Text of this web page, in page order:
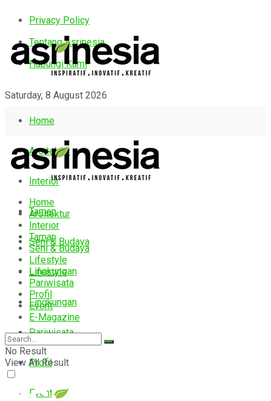
Privacy Policy
Tentang Asrinesia
Hubungi Kami
Saturday, 8 August 2026
Home
Arsitektur
Interior
Taman
Seni & Budaya
Lifestyle
Lingkungan
Pariwisata
Profil
Event
Home
Arsitektur
Interior
Taman
Seni & Budaya
Lifestyle
Lingkungan
Pariwisata
Profil
Event
E-Magazine
No Result
View All Result